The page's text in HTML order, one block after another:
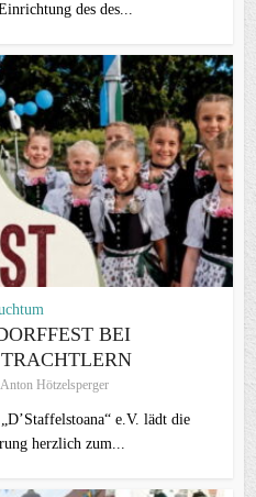
des des...
BEI
Anton Hötzelsperger
e.V. lädt die
herzlich zum...